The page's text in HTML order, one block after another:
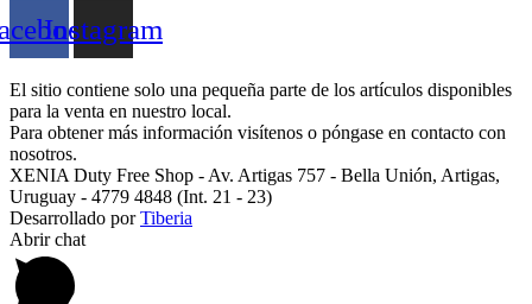
Instagram
El sitio contiene solo una pequeña parte de los artículos disponibles
para la venta en nuestro local.
Para obtener más información visítenos o póngase en contacto con
nosotros.
XENIA Duty Free Shop - Av. Artigas 757 - Bella Unión, Artigas,
Uruguay - 4779 4848 (Int. 21 - 23)
Desarrollado porTiberia
Abrir chat